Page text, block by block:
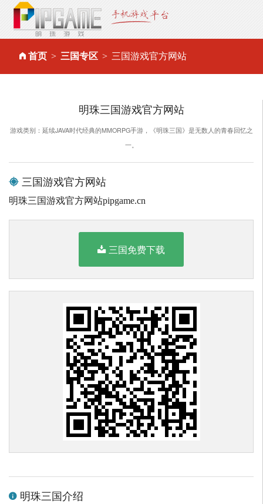
首页 三国专区 三国游戏官方网站
明珠三国游戏官方网站
游戏类别：延续JAVA时代经典的MMORPG手游，《明珠三国》是无数人的青春回忆之
一。
三国游戏官方网站
明珠三国游戏官方网站pipgame.cn
三国免费下载
明珠三国介绍